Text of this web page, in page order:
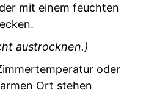
mit einem feuchten
austrocknen.)
oder
Ort stehen